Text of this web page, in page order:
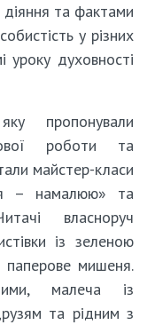
діяння та фактами
у різних
духовності
пропонували
роботи та
майстер-класи
– намалюю» та
власноруч
із зеленою
мишеня.
малеча із
та рідним з